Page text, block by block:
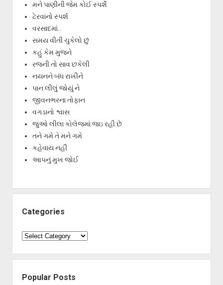
મને પાણીની જેમ કોઈ સ્પર્શે
ટેરવાનો સ્પર્શ
વરસાદમાં…
સમય વીતી ચુકેલો છું
કહું કેમ મુજને
રજની તો સાવ છકેલી
નયનને બંધ રાખીને
પાન લીલું જોયું ને
જીવનભરના તોફાન
વગડાનો શ્વાસ
જુઓ લીલા કોલેજમાં જઇ રહી છે
તને ગમે તે મને ગમે
કહેવાય નહીં
આપનું મુખ જોઈ
Categories
Categories
Popular Posts